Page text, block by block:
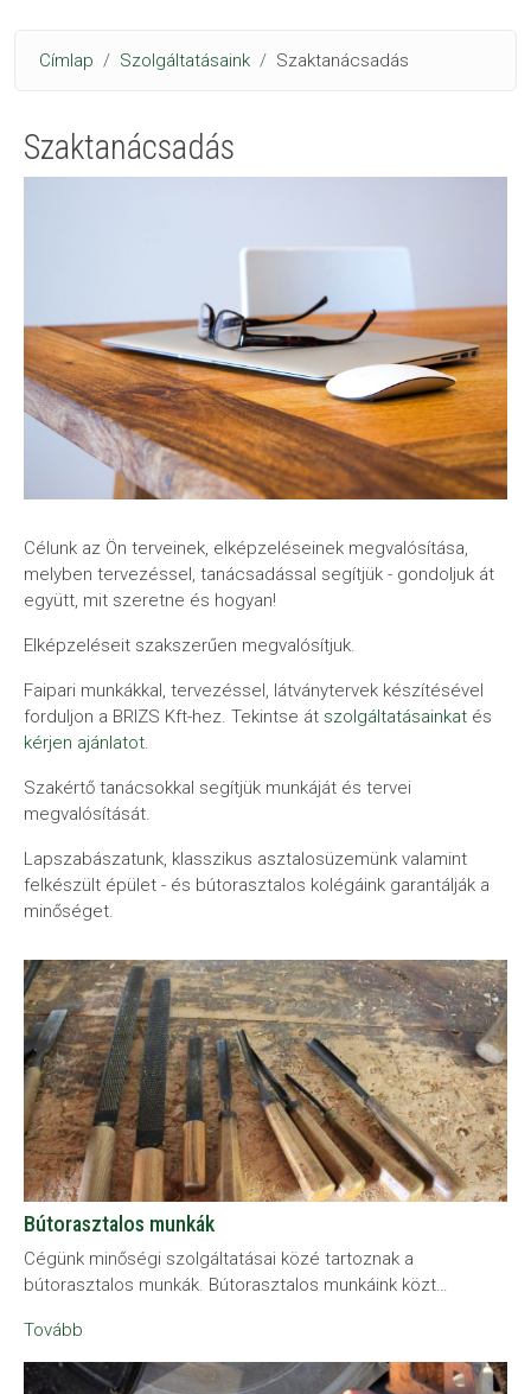
Morzsa
Címlap Szolgáltatásaink Szaktanácsadás
Szaktanácsadás
Célunk az Ön terveinek, elképzeléseinek megvalósítása,
melyben tervezéssel, tanácsadással segítjük - gondoljuk át
együtt, mit szeretne és hogyan!
Elképzeléseit szakszerűen megvalósítjuk.
Faipari munkákkal, tervezéssel, látványtervek készítésével
forduljon a BRIZS Kft-hez. Tekintse át szolgáltatásainkat és
kérjen ajánlatot.
Szakértő tanácsokkal segítjük munkáját és tervei
megvalósítását.
Lapszabászatunk, klasszikus asztalosüzemünk valamint
felkészült épület - és bútorasztalos kolégáink garantálják a
minőséget.
Bútorasztalos munkák
Cégünk minőségi szolgáltatásai közé tartoznak a
bútorasztalos munkák. Bútorasztalos munkáink közt…
Tovább